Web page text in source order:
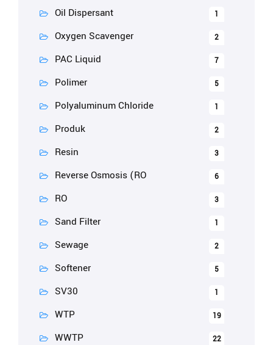
Oil Dispersant 1
Oxygen Scavenger 2
PAC Liquid 7
Polimer 5
Polyaluminum Chloride 1
Produk 2
Resin 3
Reverse Osmosis (RO 6
RO 3
Sand Filter 1
Sewage 2
Softener 5
SV30 1
WTP 19
WWTP 22